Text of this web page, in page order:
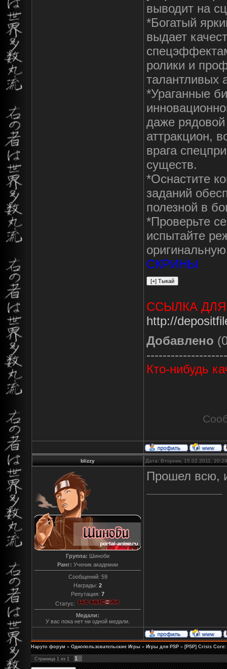
выводит на
*Богатый
выдает
ролики и
талантливых
*Ураганные
даже
аттракцион,
врага
существ.
*Оснастите
заданий
полезной в
*Проверьте
испытайте
СКРИНЫ
ССЫЛКА
http://
Добавлено
Кто-нибудь
blizzy Дата: Вторник, 15.02.2011,
Группа: Шиноби
Ранг: Ученик академии
Сообщений: 59
Награды: 2
Репутация: 7
Статус:
Медали:
У вас пока нет ни одной медали.
Прошел всю,
Наруто форум » Однопользовательские Игры » Игры для PSP » [PSP] Crisis
Страница 1 из 1 1